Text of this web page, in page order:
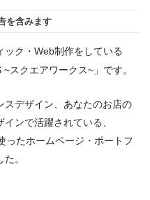
を含みます
ク・Web制作をしている
スクエアワークス~」です。
スデザイン、あなたのお店の
ンで活躍されている、
ったホームページ・ポートフ
。